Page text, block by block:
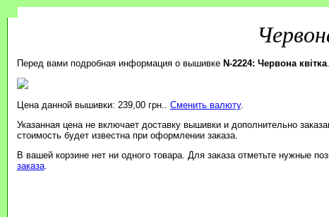
Перед вами подробная информация о вышивке N-2224: Червона квітка.
Цена данной вышивки: 239,00 грн.. Сменить валюту.
Указанная цена не включает доставку вышивки и дополнительно
стоимость будет известна при оформлении заказа.
В вашей корзине нет ни одного товара. Для заказа отметьте нужные
заказа.